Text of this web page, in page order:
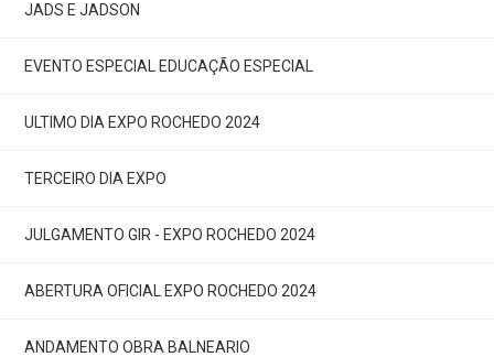
JADS E JADSON
EVENTO ESPECIAL EDUCAÇÃO ESPECIAL
ULTIMO DIA EXPO ROCHEDO 2024
TERCEIRO DIA EXPO
JULGAMENTO GIR - EXPO ROCHEDO 2024
ABERTURA OFICIAL EXPO ROCHEDO 2024
ANDAMENTO OBRA BALNEARIO